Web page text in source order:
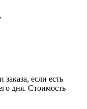
заказа, если есть
дня. Стоимость